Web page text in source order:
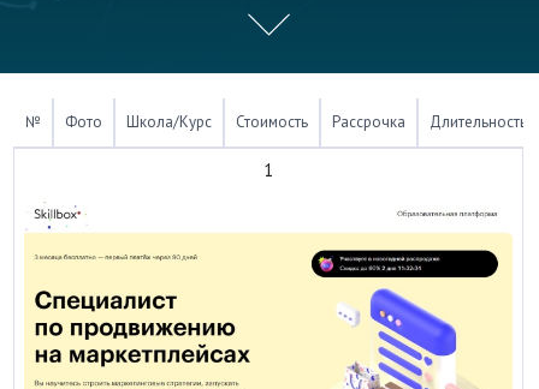
№ Фото Школа/Курс Стоимость Рассрочка Длительность
1